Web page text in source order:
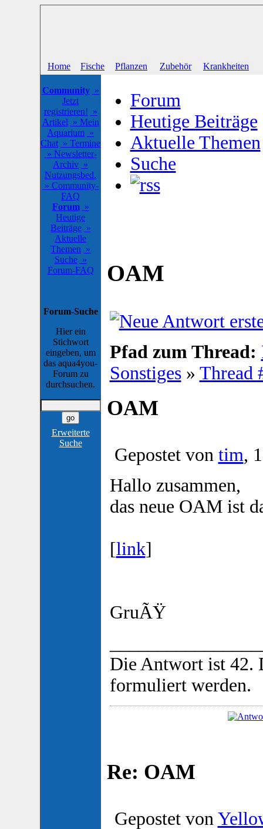
Home Fische Pflanzen Zubehör Krankheiten
Community »
Jetzt
registrieren! »
Artikel » Mein
Aquarium »
Chat » Termine
» Newsletter-
Archiv »
Nutzungsbed.
» Community-
FAQ
Forum »
Heutige
Beiträge »
Aktuelle
Themen »
Suche »
Forum-FAQ
Forum-Suche
Hier ein
Stichwort
eingeben, um
das aqua4you-
Forum zu
durchsuchen.
Erweiterte
Suche
Forum
Heutige Beiträge
Aktuelle Themen
Suche
OAM
Pfad zum Thread:
Sonstiges» Thread
OAM
Gepostet von tim,
Hallo zusammen,
das neue OAM ist
[link]
GruÃŸ
Die Antwort ist 42.
formuliert werden.
Re: OAM
Gepostet von